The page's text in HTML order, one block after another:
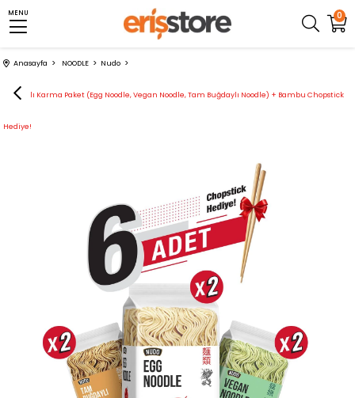
0
MENU
Anasayfa NOODLE Nudo
Nudo 6'lı Karma Paket (Egg Noodle, Vegan Noodle, Tam Buğdaylı Noodle) + Bambu Chopstick
Hediye!